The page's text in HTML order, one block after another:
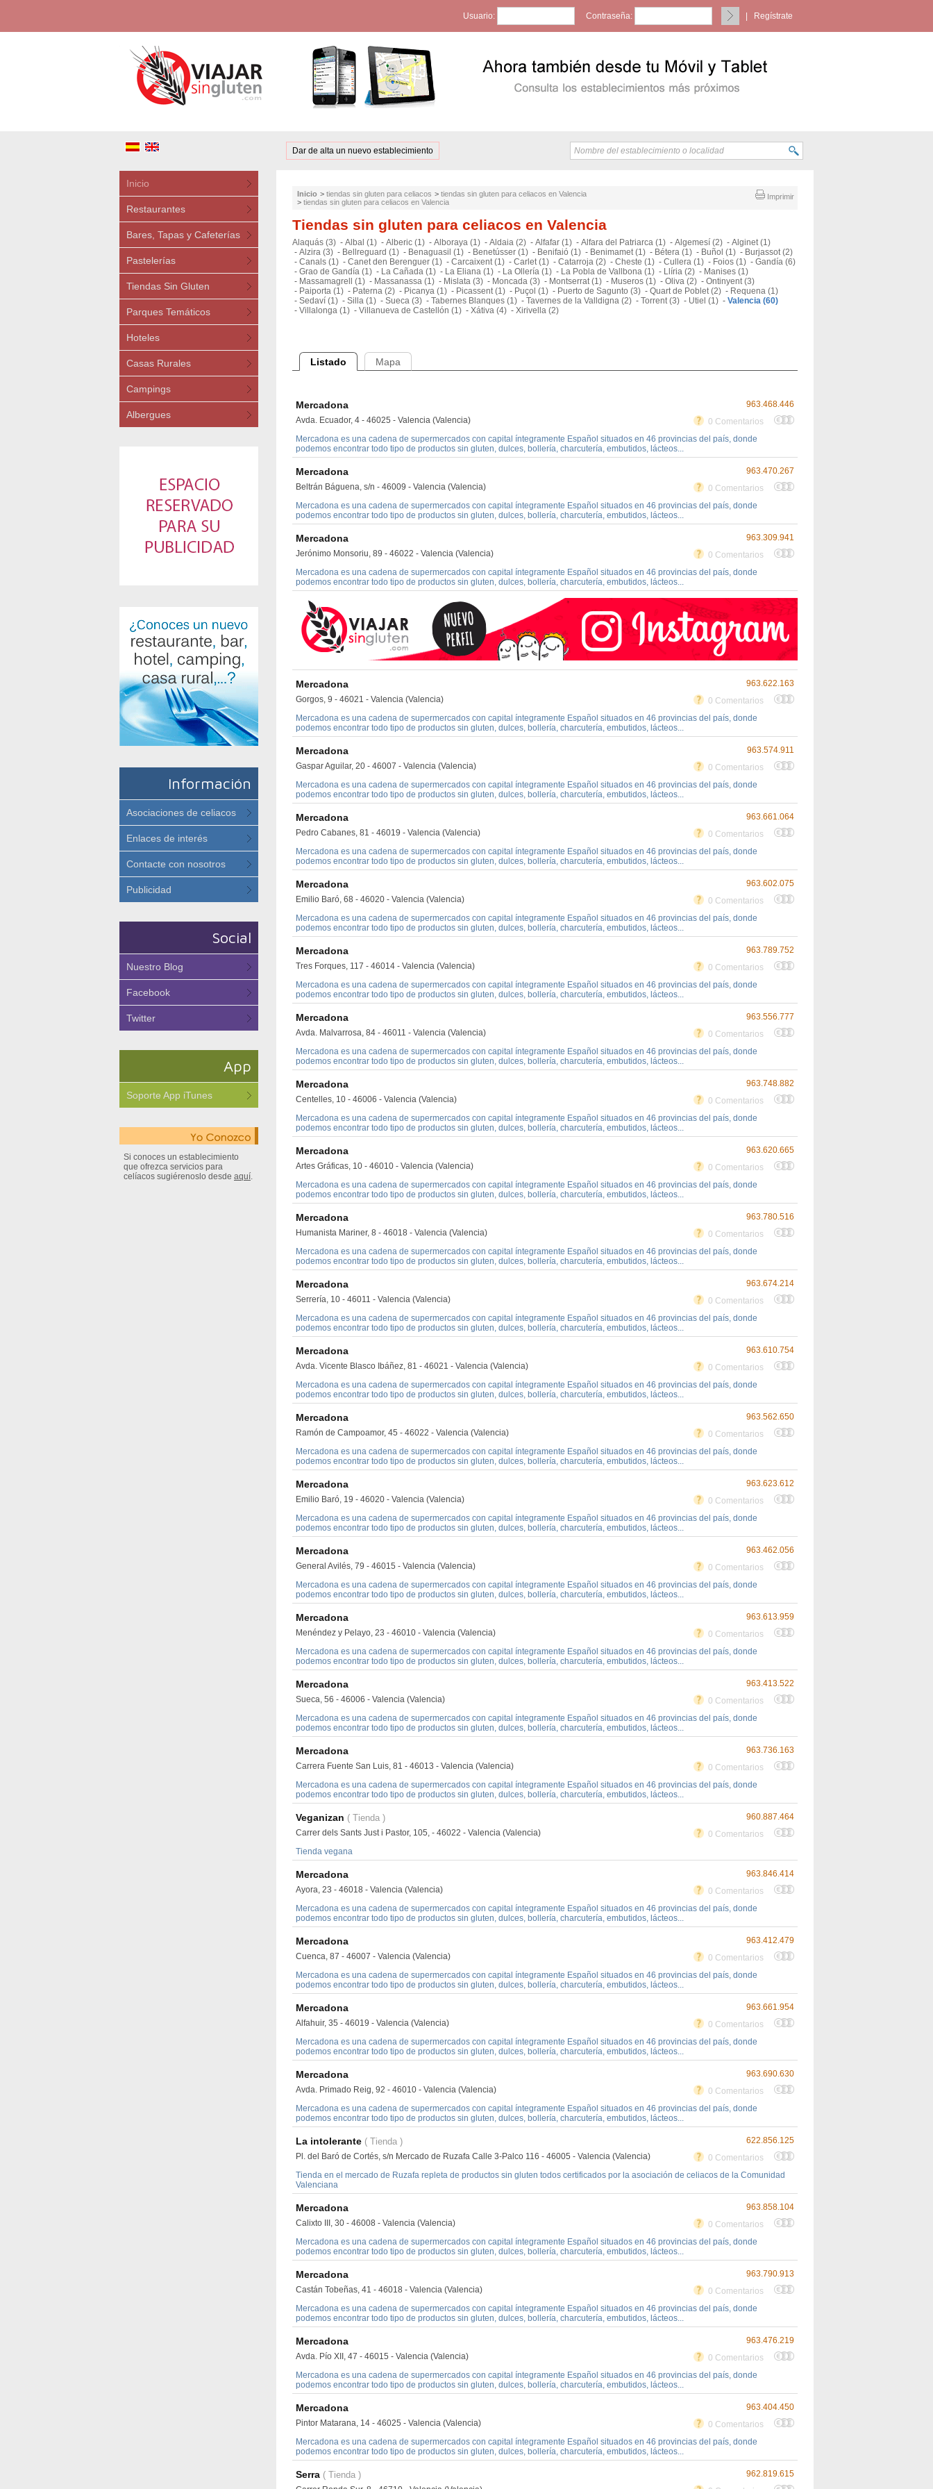
Usuario: Contraseña: Regístrate
Dar de alta un nuevo establecimiento
Inicio
Restaurantes
Bares, Tapas y Cafeterías
Pastelerías
Tiendas Sin Gluten
Parques Temáticos
Hoteles
Casas Rurales
Campings
Albergues
Información
Asociaciones de celiacos
Enlaces de interés
Contacte con nosotros
Publicidad
Social
Nuestro Blog
Facebook
Twitter
App
Soporte App iTunes
Si conoces un establecimiento
que ofrezca servicios para
celíacos sugiérenoslo desde aquí.
Imprimir
Inicio > tiendas sin gluten para celiacos > tiendas sin gluten para celiacos en Valencia
> tiendas sin gluten para celiacos en Valencia
Tiendas sin gluten para celiacos en Valencia
Alaquás (3) - Albal (1) - Alberic (1) - Alboraya (1) - Aldaia (2) - Alfafar (1) - Alfara del Patriarca (1) - Algemesí (2) - Alginet (1)
- Alzira (3) - Bellreguard (1) - Benaguasil (1) - Benetússer (1) - Benifaió (1) - Benimamet (1) - Bétera (1) - Buñol (1) - Burjassot (2)
- Canals (1) - Canet den Berenguer (1) - Carcaixent (1) - Carlet (1) - Catarroja (2) - Cheste (1) - Cullera (1) - Foios (1) - Gandía (6)
- Grao de Gandía (1) - La Cañada (1) - La Eliana (1) - La Ollería (1) - La Pobla de Vallbona (1) - Llíria (2) - Manises (1)
- Massamagrell (1) - Massanassa (1) - Mislata (3) - Moncada (3) - Montserrat (1) - Museros (1) - Oliva (2) - Ontinyent (3)
- Paiporta (1) - Paterna (2) - Picanya (1) - Picassent (1) - Puçol (1) - Puerto de Sagunto (3) - Quart de Poblet (2) - Requena (1)
- Sedaví (1) - Silla (1) - Sueca (3) - Tabernes Blanques (1) - Tavernes de la Valldigna (2) - Torrent (3) - Utiel (1) - Valencia (60)
- Villalonga (1) - Villanueva de Castellón (1) - Xátiva (4) - Xirivella (2)
Listado Mapa
963.468.446
Mercadona
0 Comentarios
Avda. Ecuador, 4 - 46025 - Valencia (Valencia)
Mercadona es una cadena de supermercados con capital íntegramente Español situados en 46 provincias del país, donde
podemos encontrar todo tipo de productos sin gluten, dulces, bollería, charcutería, embutidos, lácteos...
963.470.267
Mercadona
0 Comentarios
Beltrán Báguena, s/n - 46009 - Valencia (Valencia)
Mercadona es una cadena de supermercados con capital íntegramente Español situados en 46 provincias del país, donde
podemos encontrar todo tipo de productos sin gluten, dulces, bollería, charcutería, embutidos, lácteos...
963.309.941
Mercadona
0 Comentarios
Jerónimo Monsoriu, 89 - 46022 - Valencia (Valencia)
Mercadona es una cadena de supermercados con capital íntegramente Español situados en 46 provincias del país, donde
podemos encontrar todo tipo de productos sin gluten, dulces, bollería, charcutería, embutidos, lácteos...
963.622.163
Mercadona
0 Comentarios
Gorgos, 9 - 46021 - Valencia (Valencia)
Mercadona es una cadena de supermercados con capital íntegramente Español situados en 46 provincias del país, donde
podemos encontrar todo tipo de productos sin gluten, dulces, bollería, charcutería, embutidos, lácteos...
963.574.911
Mercadona
0 Comentarios
Gaspar Aguilar, 20 - 46007 - Valencia (Valencia)
Mercadona es una cadena de supermercados con capital íntegramente Español situados en 46 provincias del país, donde
podemos encontrar todo tipo de productos sin gluten, dulces, bollería, charcutería, embutidos, lácteos...
963.661.064
Mercadona
0 Comentarios
Pedro Cabanes, 81 - 46019 - Valencia (Valencia)
Mercadona es una cadena de supermercados con capital íntegramente Español situados en 46 provincias del país, donde
podemos encontrar todo tipo de productos sin gluten, dulces, bollería, charcutería, embutidos, lácteos...
963.602.075
Mercadona
0 Comentarios
Emilio Baró, 68 - 46020 - Valencia (Valencia)
Mercadona es una cadena de supermercados con capital íntegramente Español situados en 46 provincias del país, donde
podemos encontrar todo tipo de productos sin gluten, dulces, bollería, charcutería, embutidos, lácteos...
963.789.752
Mercadona
0 Comentarios
Tres Forques, 117 - 46014 - Valencia (Valencia)
Mercadona es una cadena de supermercados con capital íntegramente Español situados en 46 provincias del país, donde
podemos encontrar todo tipo de productos sin gluten, dulces, bollería, charcutería, embutidos, lácteos...
963.556.777
Mercadona
0 Comentarios
Avda. Malvarrosa, 84 - 46011 - Valencia (Valencia)
Mercadona es una cadena de supermercados con capital íntegramente Español situados en 46 provincias del país, donde
podemos encontrar todo tipo de productos sin gluten, dulces, bollería, charcutería, embutidos, lácteos...
963.748.882
Mercadona
0 Comentarios
Centelles, 10 - 46006 - Valencia (Valencia)
Mercadona es una cadena de supermercados con capital íntegramente Español situados en 46 provincias del país, donde
podemos encontrar todo tipo de productos sin gluten, dulces, bollería, charcutería, embutidos, lácteos...
963.620.665
Mercadona
0 Comentarios
Artes Gráficas, 10 - 46010 - Valencia (Valencia)
Mercadona es una cadena de supermercados con capital íntegramente Español situados en 46 provincias del país, donde
podemos encontrar todo tipo de productos sin gluten, dulces, bollería, charcutería, embutidos, lácteos...
963.780.516
Mercadona
0 Comentarios
Humanista Mariner, 8 - 46018 - Valencia (Valencia)
Mercadona es una cadena de supermercados con capital íntegramente Español situados en 46 provincias del país, donde
podemos encontrar todo tipo de productos sin gluten, dulces, bollería, charcutería, embutidos, lácteos...
963.674.214
Mercadona
0 Comentarios
Serrería, 10 - 46011 - Valencia (Valencia)
Mercadona es una cadena de supermercados con capital íntegramente Español situados en 46 provincias del país, donde
podemos encontrar todo tipo de productos sin gluten, dulces, bollería, charcutería, embutidos, lácteos...
963.610.754
Mercadona
0 Comentarios
Avda. Vicente Blasco Ibáñez, 81 - 46021 - Valencia (Valencia)
Mercadona es una cadena de supermercados con capital íntegramente Español situados en 46 provincias del país, donde
podemos encontrar todo tipo de productos sin gluten, dulces, bollería, charcutería, embutidos, lácteos...
963.562.650
Mercadona
0 Comentarios
Ramón de Campoamor, 45 - 46022 - Valencia (Valencia)
Mercadona es una cadena de supermercados con capital íntegramente Español situados en 46 provincias del país, donde
podemos encontrar todo tipo de productos sin gluten, dulces, bollería, charcutería, embutidos, lácteos...
963.623.612
Mercadona
0 Comentarios
Emilio Baró, 19 - 46020 - Valencia (Valencia)
Mercadona es una cadena de supermercados con capital íntegramente Español situados en 46 provincias del país, donde
podemos encontrar todo tipo de productos sin gluten, dulces, bollería, charcutería, embutidos, lácteos...
963.462.056
Mercadona
0 Comentarios
General Avilés, 79 - 46015 - Valencia (Valencia)
Mercadona es una cadena de supermercados con capital íntegramente Español situados en 46 provincias del país, donde
podemos encontrar todo tipo de productos sin gluten, dulces, bollería, charcutería, embutidos, lácteos...
963.613.959
Mercadona
0 Comentarios
Menéndez y Pelayo, 23 - 46010 - Valencia (Valencia)
Mercadona es una cadena de supermercados con capital íntegramente Español situados en 46 provincias del país, donde
podemos encontrar todo tipo de productos sin gluten, dulces, bollería, charcutería, embutidos, lácteos...
963.413.522
Mercadona
0 Comentarios
Sueca, 56 - 46006 - Valencia (Valencia)
Mercadona es una cadena de supermercados con capital íntegramente Español situados en 46 provincias del país, donde
podemos encontrar todo tipo de productos sin gluten, dulces, bollería, charcutería, embutidos, lácteos...
963.736.163
Mercadona
0 Comentarios
Carrera Fuente San Luis, 81 - 46013 - Valencia (Valencia)
Mercadona es una cadena de supermercados con capital íntegramente Español situados en 46 provincias del país, donde
podemos encontrar todo tipo de productos sin gluten, dulces, bollería, charcutería, embutidos, lácteos...
960.887.464
Veganizan ( Tienda )
0 Comentarios
Carrer dels Sants Just i Pastor, 105, - 46022 - Valencia (Valencia)
Tienda vegana
963.846.414
Mercadona
0 Comentarios
Ayora, 23 - 46018 - Valencia (Valencia)
Mercadona es una cadena de supermercados con capital íntegramente Español situados en 46 provincias del país, donde
podemos encontrar todo tipo de productos sin gluten, dulces, bollería, charcutería, embutidos, lácteos...
963.412.479
Mercadona
0 Comentarios
Cuenca, 87 - 46007 - Valencia (Valencia)
Mercadona es una cadena de supermercados con capital íntegramente Español situados en 46 provincias del país, donde
podemos encontrar todo tipo de productos sin gluten, dulces, bollería, charcutería, embutidos, lácteos...
963.661.954
Mercadona
0 Comentarios
Alfahuir, 35 - 46019 - Valencia (Valencia)
Mercadona es una cadena de supermercados con capital íntegramente Español situados en 46 provincias del país, donde
podemos encontrar todo tipo de productos sin gluten, dulces, bollería, charcutería, embutidos, lácteos...
963.690.630
Mercadona
0 Comentarios
Avda. Primado Reig, 92 - 46010 - Valencia (Valencia)
Mercadona es una cadena de supermercados con capital íntegramente Español situados en 46 provincias del país, donde
podemos encontrar todo tipo de productos sin gluten, dulces, bollería, charcutería, embutidos, lácteos...
622.856.125
La intolerante ( Tienda )
0 Comentarios
Pl. del Baró de Cortés, s/n Mercado de Ruzafa Calle 3-Palco 116 - 46005 - Valencia (Valencia)
Tienda en el mercado de Ruzafa repleta de productos sin gluten todos certificados por la asociación de celiacos de la Comunidad
Valenciana
963.858.104
Mercadona
0 Comentarios
Calixto III, 30 - 46008 - Valencia (Valencia)
Mercadona es una cadena de supermercados con capital íntegramente Español situados en 46 provincias del país, donde
podemos encontrar todo tipo de productos sin gluten, dulces, bollería, charcutería, embutidos, lácteos...
963.790.913
Mercadona
0 Comentarios
Castán Tobeñas, 41 - 46018 - Valencia (Valencia)
Mercadona es una cadena de supermercados con capital íntegramente Español situados en 46 provincias del país, donde
podemos encontrar todo tipo de productos sin gluten, dulces, bollería, charcutería, embutidos, lácteos...
963.476.219
Mercadona
0 Comentarios
Avda. Pío XII, 47 - 46015 - Valencia (Valencia)
Mercadona es una cadena de supermercados con capital íntegramente Español situados en 46 provincias del país, donde
podemos encontrar todo tipo de productos sin gluten, dulces, bollería, charcutería, embutidos, lácteos...
963.404.450
Mercadona
0 Comentarios
Pintor Matarana, 14 - 46025 - Valencia (Valencia)
Mercadona es una cadena de supermercados con capital íntegramente Español situados en 46 provincias del país, donde
podemos encontrar todo tipo de productos sin gluten, dulces, bollería, charcutería, embutidos, lácteos...
962.819.615
Serra ( Tienda )